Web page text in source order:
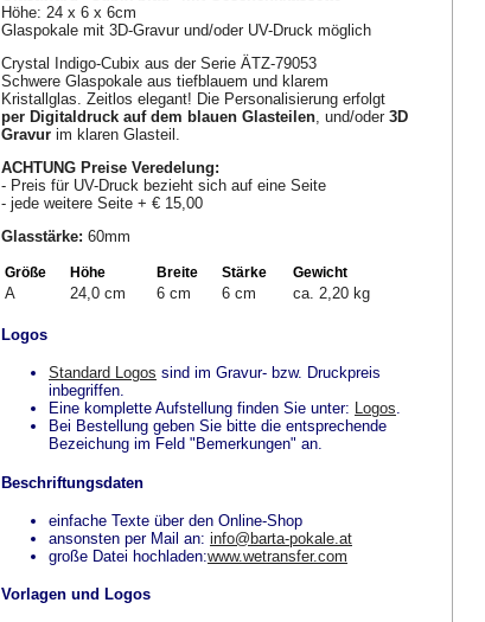
Höhe: 24 x 6 x 6cm
Glaspokale mit 3D-Gravur und/oder UV-Druck möglich
Crystal Indigo-Cubix aus der Serie ÄTZ-79053
Schwere Glaspokale aus tiefblauem und klarem
Kristallglas. Zeitlos elegant! Die Personalisierung erfolgt
per Digitaldruck auf dem blauen Glasteilen , und/oder 3D
Gravur im klaren Glasteil.
ACHTUNG Preise Veredelung:
- Preis für UV-Druck bezieht sich auf eine Seite
- jede weitere Seite + € 15,00
Glasstärke: 60mm
Größe Höhe Breite Stärke Gewicht
A 24,0 cm 6 cm 6 cm ca. 2,20 kg
Logos
Standard Logos sind im Gravur- bzw. Druckpreis
inbegriffen.
Eine komplette Aufstellung finden Sie unter: Logos.
Bei Bestellung geben Sie bitte die entsprechende
Bezeichung im Feld "Bemerkungen" an.
Beschriftungsdaten
einfache Texte über den Online-Shop
ansonsten per Mail an: info@barta-pokale.at
große Datei hochladen:www.wetransfer.com
Vorlagen und Logos